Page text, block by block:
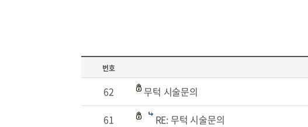
번호
62 무턱 시술문의
61
RE: 무턱 시술문의